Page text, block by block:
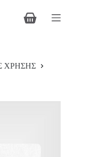
Καλάθι
ΧΡΗΣΗΣ